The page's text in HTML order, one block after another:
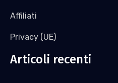
Affiliati
Privacy (UE)
Articoli recenti